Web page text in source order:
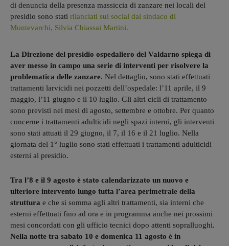
di denuncia della presenza massiccia di zanzare nei locali del
presidio sono stati rilanciati sui social dal sindaco di
Montevarchi, Silvia Chiassai Martini.
La Direzione del presidio ospedaliero del Valdarno spiega di
aver messo in campo una serie di interventi per risolvere la
problematica delle zanzare. Nel dettaglio, sono stati effettuati
trattamenti larvicidi nei pozzetti dell’ospedale: l’11 aprile, il 9
maggio, l’11 giugno e il 10 luglio. Gli altri cicli di trattamento
sono previsti nei mesi di agosto, settembre e ottobre. Per quanto
concerne i trattamenti adulticidi negli spazi interni, gli interventi
sono stati attuati il 29 giugno, il 7, il 16 e il 21 luglio. Nella
giornata del 1° luglio sono stati effettuati i trattamenti adulticidi
esterni al presidio.
Tra l’8 e il 9 agosto è stato calendarizzato un nuovo e
ulteriore intervento lungo tutta l’area perimetrale della
struttura e che si somma agli altri trattamenti, sia interni che
esterni effettuati fino ad ora e in programma anche nei prossimi
mesi concordati con gli ufficio tecnici dopo attenti sopralluoghi.
Nella notte tra sabato 10 e domenica 11 agosto è in